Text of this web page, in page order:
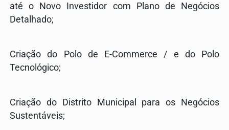
até o Novo Investidor com Plano de Negócios
Detalhado;
Criação do Polo de E-Commerce / e do Polo
Tecnológico;
Criação do Distrito Municipal para os Negócios
Sustentáveis;